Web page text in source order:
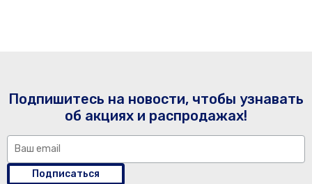
Подпишитесь на новости, чтобы узнавать
об акциях и распродажах!
Подписаться